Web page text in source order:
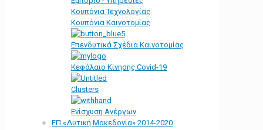
Κουπόνια Τεχνολογίας
Κουπόνια Καινοτομίας
Επενδυτικά Σχέδια Καινοτομίας
Κεφάλαιο Κίνησης Covid-19
Clusters
Ενίσχυση Ανέργων
ΕΠ «Δυτική Μακεδονία» 2014-2020